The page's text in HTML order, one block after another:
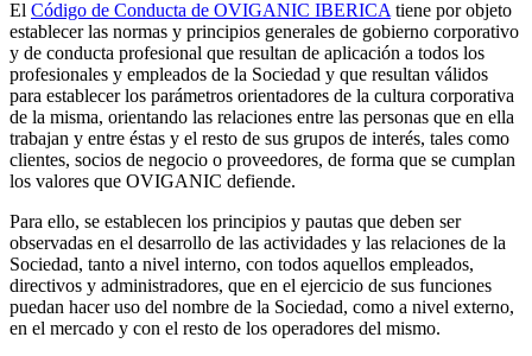
El Código de Conducta de OVIGANIC IBERICA tiene por objeto
establecer las normas y principios generales de gobierno corporativo
y de conducta profesional que resultan de aplicación a todos los
profesionales y empleados de la Sociedad y que resultan válidos
para establecer los parámetros orientadores de la cultura corporativa
de la misma, orientando las relaciones entre las personas que en ella
trabajan y entre éstas y el resto de sus grupos de interés, tales como
clientes, socios de negocio o proveedores, de forma que se cumplan
los valores que OVIGANIC defiende.
Para ello, se establecen los principios y pautas que deben ser
observadas en el desarrollo de las actividades y las relaciones de la
Sociedad, tanto a nivel interno, con todos aquellos empleados,
directivos y administradores, que en el ejercicio de sus funciones
puedan hacer uso del nombre de la Sociedad, como a nivel externo,
en el mercado y con el resto de los operadores del mismo.